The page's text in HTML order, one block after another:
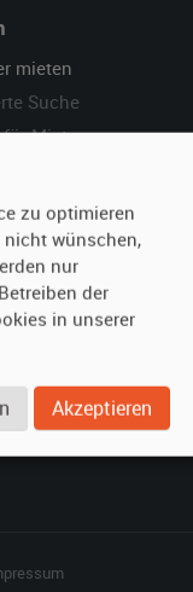
mieten
Suche
Mieter
(FAQ)
zu optimieren
nicht wünschen,
nur
der
in unserer
Akzeptieren